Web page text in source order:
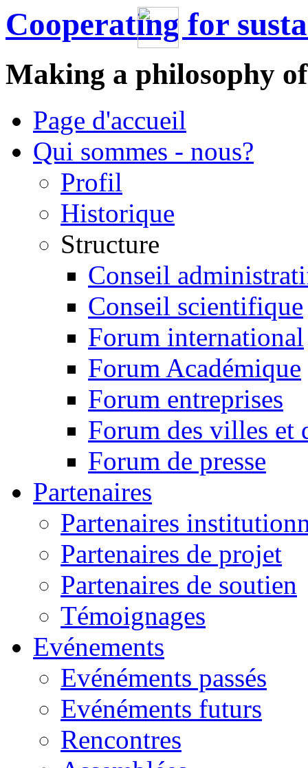
Cooperating for
Making a philosophy
Page d'accueil
Qui sommes - nous?
Profil
Historique
Structure
Conseil
Conseil scientifique
Forum international
Forum Académique
Forum entreprises
Forum des villes et
Forum de presse
Partenaires
Partenaires
Partenaires de projet
Partenaires de soutien
Témoignages
Evénements
Evénéments passés
Evénéments futurs
Rencontres